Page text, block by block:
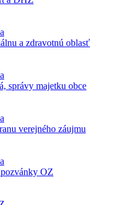
a zdravotnú oblasť
správy majetku obce
verejného záujmu
pozvánky OZ